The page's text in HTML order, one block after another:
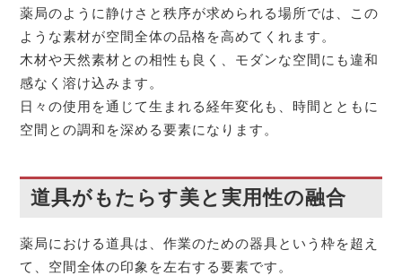
薬局のように静けさと秩序が求められる場所では、この
ような素材が空間全体の品格を高めてくれます。
木材や天然素材との相性も良く、モダンな空間にも違和
感なく溶け込みます。
日々の使用を通じて生まれる経年変化も、時間とともに
空間との調和を深める要素になります。
道具がもたらす美と実用性の融合
薬局における道具は、作業のための器具という枠を超え
て、空間全体の印象を左右する要素です。